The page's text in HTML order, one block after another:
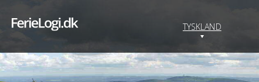
TYSKLAND